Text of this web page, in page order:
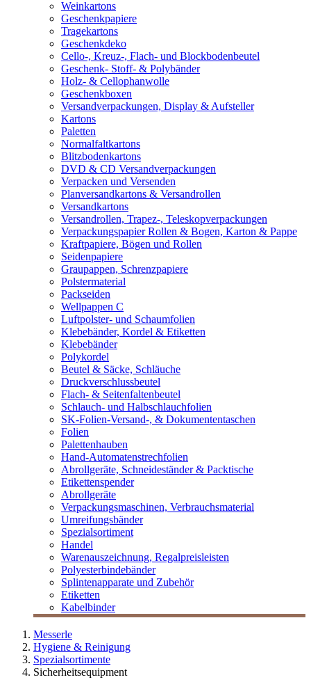
Weinkartons
Geschenkpapiere
Tragekartons
Geschenkdeko
Cello-, Kreuz-, Flach- und Blockbodenbeutel
Geschenk- Stoff- & Polybänder
Holz- & Cellophanwolle
Geschenkboxen
Versandverpackungen, Display & Aufsteller
Kartons
Paletten
Normalfaltkartons
Blitzbodenkartons
DVD & CD Versandverpackungen
Verpacken und Versenden
Planversandkartons & Versandrollen
Versandkartons
Versandrollen, Trapez-, Teleskopverpackungen
Verpackungspapier Rollen & Bogen, Karton & Pappe
Kraftpapiere, Bögen und Rollen
Seidenpapiere
Graupappen, Schrenzpapiere
Polstermaterial
Packseiden
Wellpappen C
Luftpolster- und Schaumfolien
Klebebänder, Kordel & Etiketten
Klebebänder
Polykordel
Beutel & Säcke, Schläuche
Druckverschlussbeutel
Flach- & Seitenfaltenbeutel
Schlauch- und Halbschlauchfolien
SK-Folien-Versand-, & Dokumententaschen
Folien
Palettenhauben
Hand-Automatenstrechfolien
Abrollgeräte, Schneideständer & Packtische
Etikettenspender
Abrollgeräte
Verpackungsmaschinen, Verbrauchsmaterial
Umreifungsbänder
Spezialsortiment
Handel
Warenauszeichnung, Regalpreisleisten
Polyesterbindebänder
Splintenapparate und Zubehör
Etiketten
Kabelbinder
Messerle
Hygiene & Reinigung
Spezialsortimente
Sicherheitsequipment